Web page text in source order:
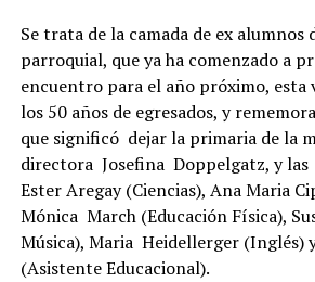
Se trata de la camada de ex alumnos
parroquial, que ya ha comenzado a
encuentro para el año próximo, esta
los 50 años de egresados, y
que significó dejar la primaria de la
directora Josefina Doppelgatz, y las
Ester Aregay (Ciencias), Ana Maria
Mónica March (Educación Física),
Música), Maria Heidellerger (Inglés)
(Asistente Educacional).